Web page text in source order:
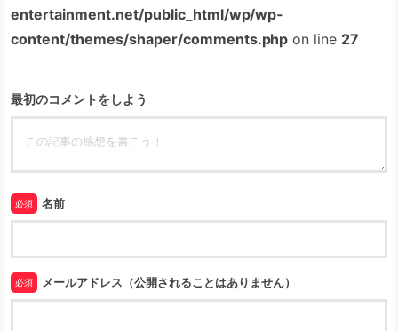
entertainment.net/public_html/wp/wp-
content/themes/shaper/comments.php on line 27
最初のコメントをしよう
必須 名前
必須 メールアドレス（公開されることはありません）